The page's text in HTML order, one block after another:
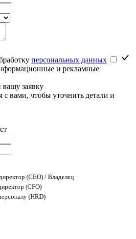
персональных данных
и рекламные
заявку
вами, чтобы уточнить детали и
(CEO) / Владелец
(CFO)
(HRD)